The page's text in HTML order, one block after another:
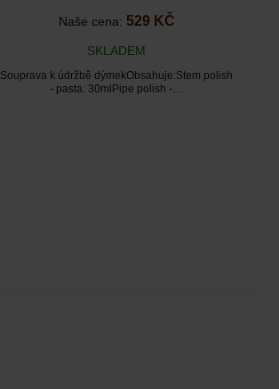
Naše cena: 529 KČ
SKLADEM
Souprava k údržbě dýmekObsahuje:Stem polish
- pasta: 30mlPipe polish -…